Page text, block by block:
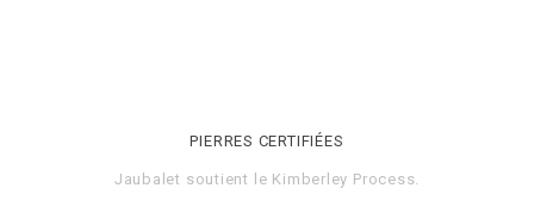
PIERRES CERTIFIÉES
Jaubalet soutient le Kimberley Process